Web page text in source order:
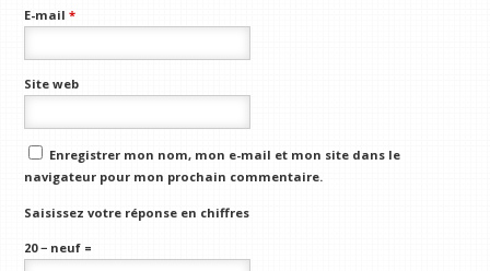
E-mail*
Site web
Enregistrer mon nom, mon e-mail et mon site dans le
navigateur pour mon prochain commentaire.
Saisissez votre réponse en chiffres
20 − neuf =